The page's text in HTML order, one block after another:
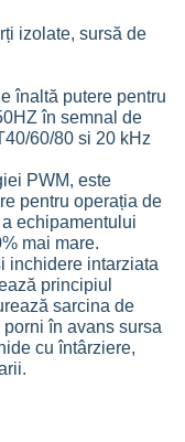
izolate, sursă de
înaltă putere pentru
în semnal de
60/80 si 20 kHz
PWM, este
pentru operația de
echipamentului
mai mare.
inchidere intarziata
principiul
sarcina de
în avans sursa
cu întârziere,